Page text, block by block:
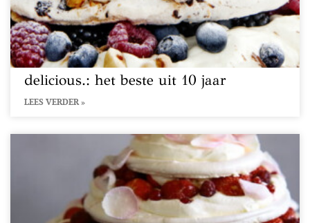
delicious.: het beste uit 10 jaar
LEES VERDER »